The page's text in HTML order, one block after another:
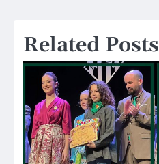
Related Posts